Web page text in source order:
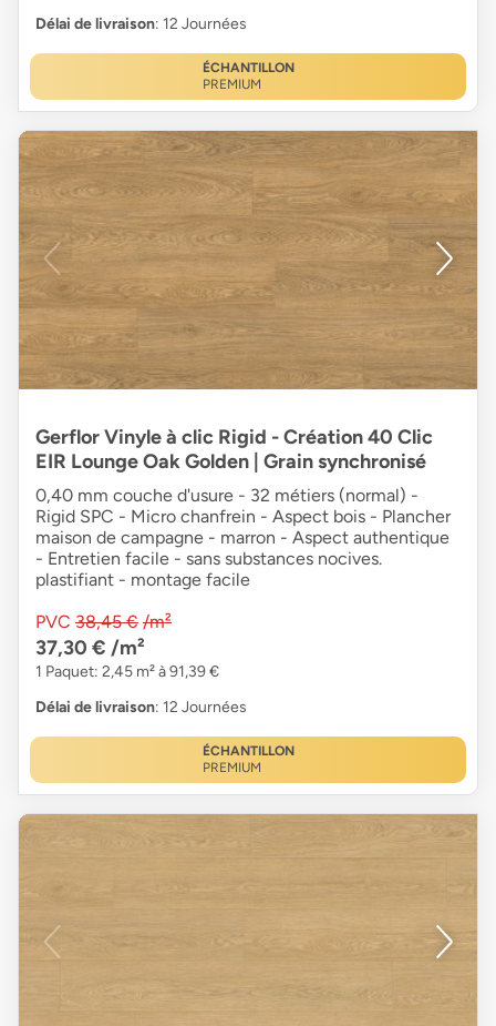
Délai de livraison: 12 Journées
ÉCHANTILLON
PREMIUM
Gerflor Vinyle à clic Rigid - Création 40 Clic
EIR Lounge Oak Golden | Grain synchronisé
0,40 mm couche d'usure - 32 métiers (normal) -
Rigid SPC - Micro chanfrein - Aspect bois - Plancher
maison de campagne - marron - Aspect authentique
- Entretien facile - sans substances nocives.
plastifiant - montage facile
PVC 38,45 € /m²
37,30 € /m²
1 Paquet: 2,45 m² à 91,39 €
Délai de livraison: 12 Journées
ÉCHANTILLON
PREMIUM